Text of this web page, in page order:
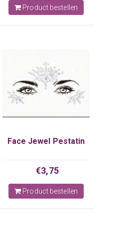
Product bestellen
Face Jewel Pestatin
€3,75
Product bestellen